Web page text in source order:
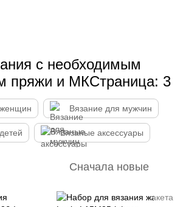
с необходимым
пряжи и МКСтраница: 3
Вязание для мужчин
Вязаные аксессуары
Сначала новые